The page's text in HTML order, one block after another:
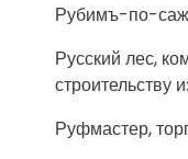
Рубимъ-по-
Русский лес,
строительству
Руфмастер,